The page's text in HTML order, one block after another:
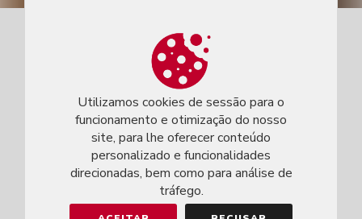
Utilizamos cookies de sessão para o
funcionamento e otimização do nosso
site, para lhe oferecer conteúdo
personalizado e funcionalidades
direcionadas, bem como para análise de
tráfego.